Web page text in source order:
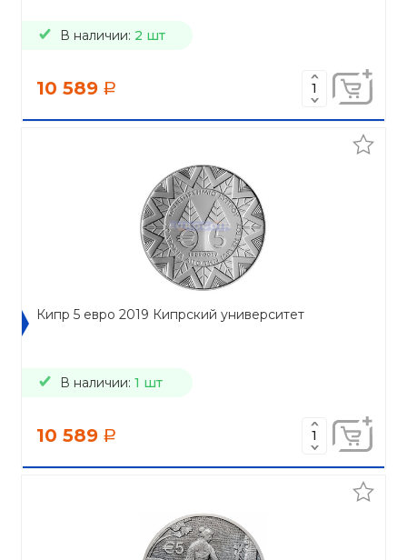
В наличии: 2 шт
10 589 a
Кипр 5 евро 2019 Кипрский университет
В наличии: 1 шт
10 589 a